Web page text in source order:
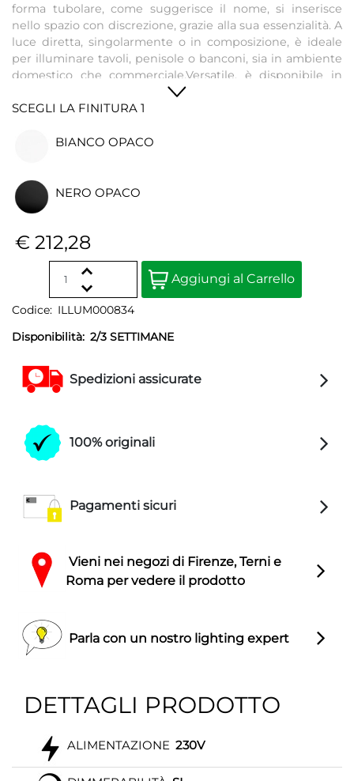
forma tubolare, come suggerisce il nome, si inserisce
nello spazio con discrezione, grazie alla sua essenzialità. A
luce diretta, singolarmente o in composizione, è ideale
per illuminare tavoli, penisole o banconi, sia in ambiente
domestico che commerciale.Versatile, è disponibile in
varie dimensioni- mini, small, medium e large - e in tre
diverse finiture.
SCEGLI LA FINITURA 1
BIANCO OPACO
NERO OPACO
€ 212,28
Quantità
Aggiungi al Carrello
Codice: ILLUM000834
Disponibilità: 2/3 SETTIMANE
Spedizioni assicurate
100% originali
Pagamenti sicuri
Vieni nei negozi di Firenze, Terni e
Roma per vedere il prodotto
Parla con un nostro lighting expert
DETTAGLI PRODOTTO
ALIMENTAZIONE 230V